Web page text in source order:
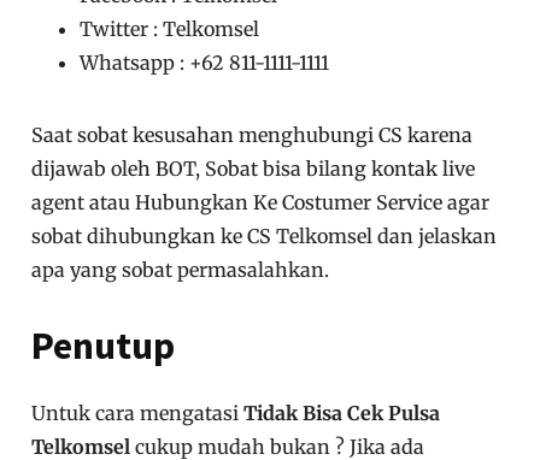
Twitter : Telkomsel
Whatsapp : +62 811-1111-1111
Saat sobat kesusahan menghubungi CS karena
dijawab oleh BOT, Sobat bisa bilang kontak live
agent atau Hubungkan Ke Costumer Service agar
sobat dihubungkan ke CS Telkomsel dan jelaskan
apa yang sobat permasalahkan.
Penutup
Untuk cara mengatasiTidak Bisa Cek Pulsa
Telkomsel cukup mudah bukan ? Jika ada